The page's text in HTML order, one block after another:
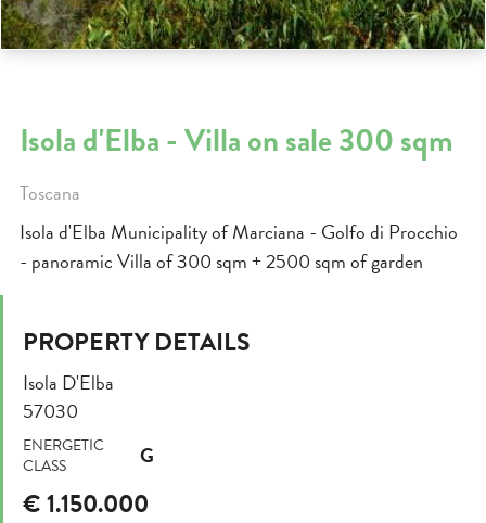
Isola d'Elba - Villa on sale 300 sqm
Toscana
Isola d'Elba Municipality of Marciana - Golfo di Procchio
- panoramic Villa of 300 sqm + 2500 sqm of garden
PROPERTY DETAILS
Isola D'Elba
57030
ENERGETIC
CLASS
G
€ 1.150.000